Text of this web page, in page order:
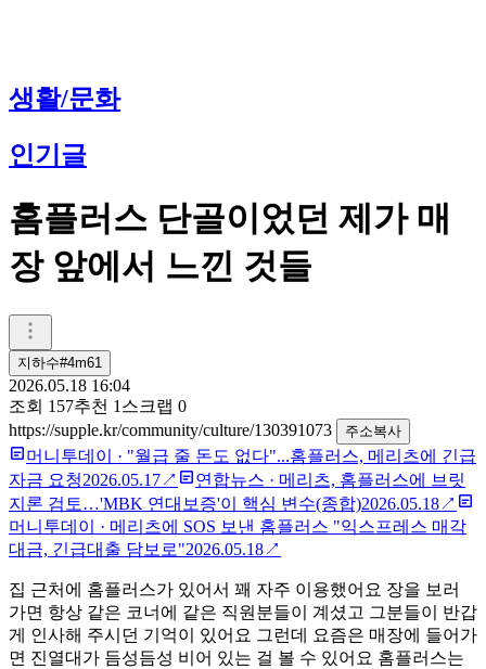
생활/문화
인기글
홈플러스 단골이었던 제가 매
장 앞에서 느낀 것들
지하수#4m61
2026.05.18 16:04
조회 157추천 1 스크랩 0
https://supple.kr/community/culture/130391073
주소복사
머니투데이 · "월급 줄 돈도 없다"...홈플러스, 메리츠에 긴급
자금 요청2026.05.17↗ 연합뉴스 · 메리츠, 홈플러스에 브릿
지론 검토…'MBK 연대보증'이 핵심 변수(종합)2026.05.18↗
머니투데이
· 메리츠에 SOS 보낸 홈플러스 "익스프레스 매각
대금, 긴급대출 담보로"2026.05.18↗
집 근처에 홈플러스가 있어서 꽤 자주 이용했어요 장을 보러
가면 항상 같은 코너에 같은 직원분들이 계셨고 그분들이 반갑
게 인사해 주시던 기억이 있어요 그런데 요즘은 매장에 들어가
면 진열대가 듬성듬성 비어 있는 걸 볼 수 있어요 홈플러스는